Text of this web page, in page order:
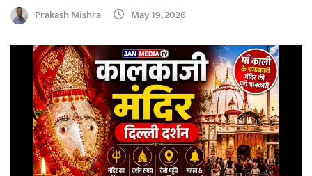
Prakash Mishra May 19, 2026